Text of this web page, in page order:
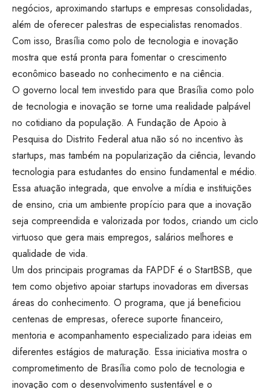
negócios, aproximando startups e empresas consolidadas,
além de oferecer palestras de especialistas renomados.
Com isso, Brasília como polo de tecnologia e inovação
mostra que está pronta para fomentar o crescimento
econômico baseado no conhecimento e na ciência.
O governo local tem investido para que Brasília como polo
de tecnologia e inovação se torne uma realidade palpável
no cotidiano da população. A Fundação de Apoio à
Pesquisa do Distrito Federal atua não só no incentivo às
startups, mas também na popularização da ciência, levando
tecnologia para estudantes do ensino fundamental e médio.
Essa atuação integrada, que envolve a mídia e instituições
de ensino, cria um ambiente propício para que a inovação
seja compreendida e valorizada por todos, criando um ciclo
virtuoso que gera mais empregos, salários melhores e
qualidade de vida.
Um dos principais programas da FAPDF é o StartBSB, que
tem como objetivo apoiar startups inovadoras em diversas
áreas do conhecimento. O programa, que já beneficiou
centenas de empresas, oferece suporte financeiro,
mentoria e acompanhamento especializado para ideias em
diferentes estágios de maturação. Essa iniciativa mostra o
comprometimento de Brasília como polo de tecnologia e
inovação com o desenvolvimento sustentável e o